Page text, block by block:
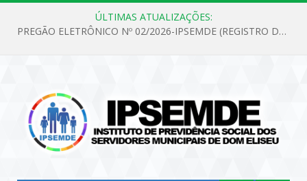
ÚLTIMAS ATUALIZAÇÕES:
PREGÃO ELETRÔNICO Nº 02/2026-IPSEMDE (REGISTRO DE PREÇOS PARA FUTURA E EVENTUAL AQUISIÇÃO DE MATERIAL DE LIMPEZA E GÊNEROS ALIMENTÍCIOS PARA ATENDER AS NECESSIDADES DO INSTITUTO DE PREVIDÊNCIA SOCIAL DOS SERVIDORES MUNICIPAIS DE DOM ELISEU.)